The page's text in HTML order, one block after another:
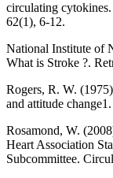
circulating
62(1), 6-12.
National Institute of
What is Stroke ?.
Rogers, R. W.
and attitude
Rosamond, W.
Heart Association
Subcommittee.